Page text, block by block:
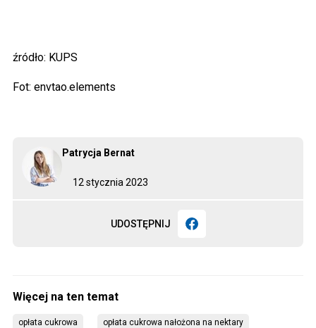
12 stycznia 2023
Patrycja Bernat
UDOSTĘPNIJ
źródło: KUPS
Fot: envtao.elements
opłata cukrowa opłata cukrowa nałożona na nektary